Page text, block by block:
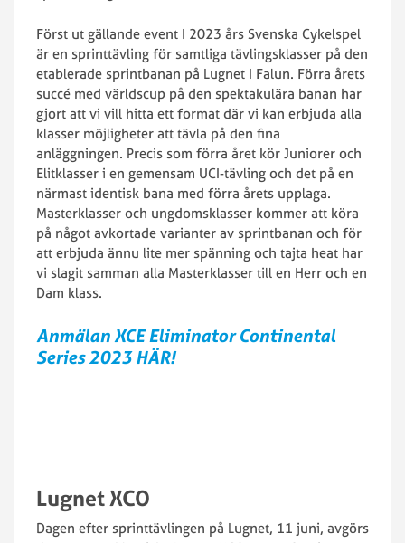
Först ut gällande event I 2023 års Svenska Cykelspel
är en sprinttävling för samtliga tävlingsklasser på den
etablerade sprintbanan på Lugnet I Falun. Förra årets
succé med världscup på den spektakulära banan har
gjort att vi vill hitta ett format där vi kan erbjuda alla
klasser möjligheter att tävla på den fina
anläggningen. Precis som förra året kör Juniorer och
Elitklasser i en gemensam UCI-tävling och det på en
närmast identisk bana med förra årets upplaga.
Masterklasser och ungdomsklasser kommer att köra
på något avkortade varianter av sprintbanan och för
att erbjuda ännu lite mer spänning och tajta heat har
vi slagit samman alla Masterklasser till en Herr och en
Dam klass.
Anmälan XCE Eliminator Continental
Series 2023 HÄR!
Lugnet XCO
Dagen efter sprinttävlingen på Lugnet, 11 juni, avgörs